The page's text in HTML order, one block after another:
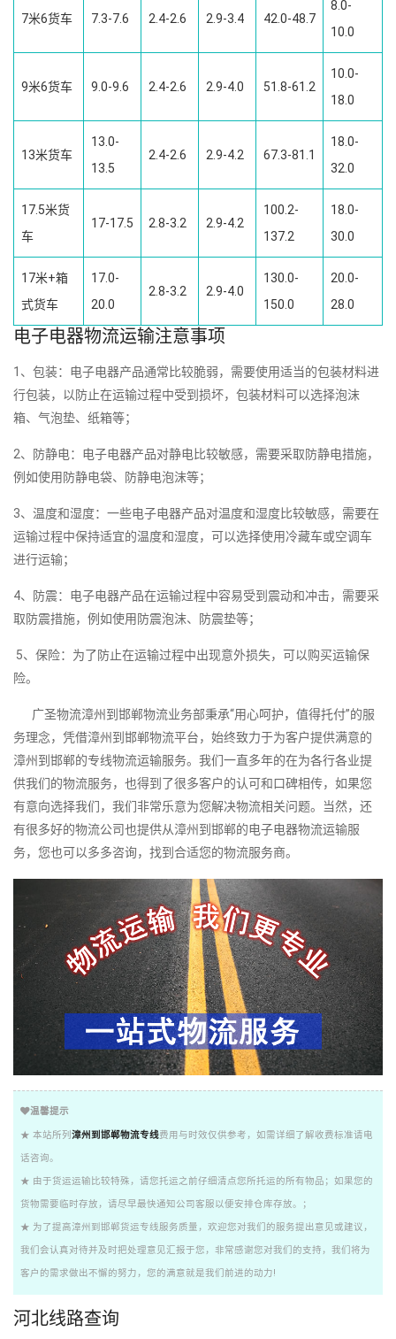
7米6货车 7.3-7.6 2.4-2.6 2.9-3.4 42.0-48.7
8.0-
10.0
9米6货车 9.0-9.6 2.4-2.6 2.9-4.0 51.8-61.2
10.0-
18.0
13米货车
13.0-
13.5
2.4-2.6 2.9-4.2 67.3-81.1
18.0-
32.0
17.5米货
车
17-17.5 2.8-3.2 2.9-4.2
100.2-
137.2
18.0-
30.0
17米+箱
式货车
17.0-
20.0
2.8-3.2 2.9-4.0
130.0-
150.0
20.0-
28.0
电子电器物流运输注意事项
1、包装：电子电器产品通常比较脆弱，需要使用适当的包装材料进
行包装，以防止在运输过程中受到损坏，包装材料可以选择泡沫
箱、气泡垫、纸箱等；
2、防静电：电子电器产品对静电比较敏感，需要采取防静电措施，
例如使用防静电袋、防静电泡沫等；
3、温度和湿度：一些电子电器产品对温度和湿度比较敏感，需要在
运输过程中保持适宜的温度和湿度，可以选择使用冷藏车或空调车
进行运输；
4、防震：电子电器产品在运输过程中容易受到震动和冲击，需要采
取防震措施，例如使用防震泡沫、防震垫等；
5、保险：为了防止在运输过程中出现意外损失，可以购买运输保
险。
广圣物流漳州到邯郸物流业务部秉承“用心呵护，值得托付”的服
务理念，凭借漳州到邯郸物流平台，始终致力于为客户提供满意的
漳州到邯郸的专线物流运输服务。我们一直多年的在为各行各业提
供我们的物流服务，也得到了很多客户的认可和口碑相传，如果您
有意向选择我们，我们非常乐意为您解决物流相关问题。当然，还
有很多好的物流公司也提供从漳州到邯郸的电子电器物流运输服
务，您也可以多多咨询，找到合适您的物流服务商。
温馨提示
★ 本站所列 漳州到邯郸物流专线费用与时效仅供参考，如需详细了解收费标准请电
话咨询。
★ 由于货运运输比较特殊，请您托运之前仔细清点您所托运的所有物品；如果您的
货物需要临时存放，请尽早最快通知公司客服以便安排仓库存放。；
★ 为了提高漳州到邯郸货运专线服务质量，欢迎您对我们的服务提出意见或建议，
我们会认真对待并及时把处理意见汇报于您，非常感谢您对我们的支持，我们将为
客户的需求做出不懈的努力，您的满意就是我们前进的动力!
河北线路查询